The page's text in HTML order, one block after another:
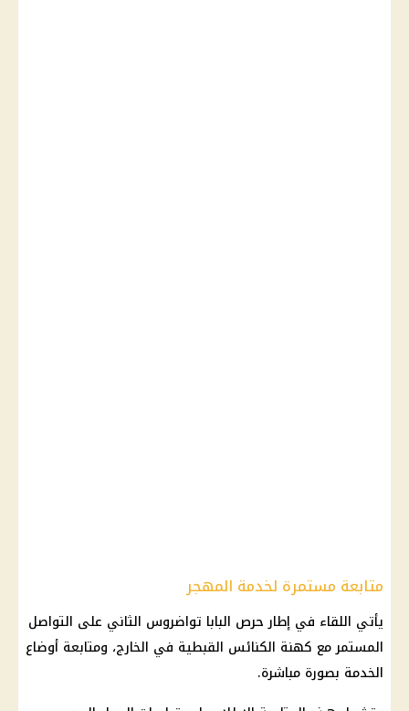
متابعة مستمرة لخدمة المهجر
يأتي اللقاء في إطار حرص البابا تواضروس الثاني على التواصل
المستمر مع كهنة الكنائس القبطية في الخارج، ومتابعة أوضاع
الخدمة بصورة مباشرة.